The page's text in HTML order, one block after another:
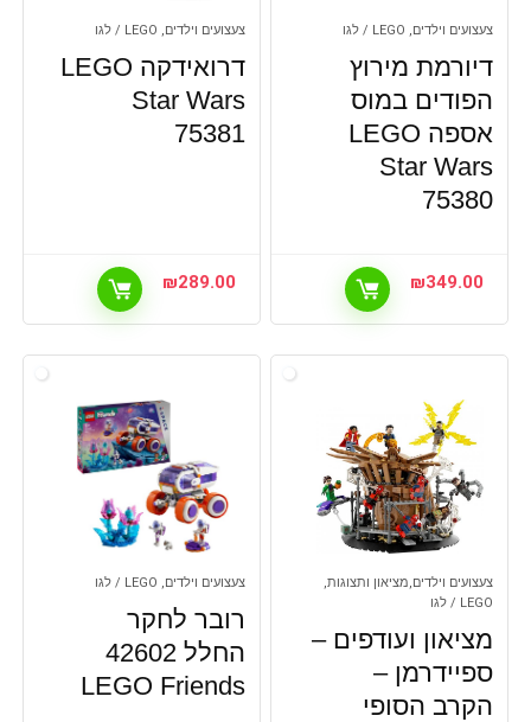
צעצועים וילדים, LEGO / לגו
דיורמת מירוץ
הפודים במוס
אספה ‏‎‎‎‎‎‎‎‎‏‎‎‎‎‎‎‎‎‎‎‎‏‎‎‎‎‎‎‎‎‏LEGO
Star Wars
75380
₪349.00
צעצועים וילדים, LEGO / לגו
דרואידקה ‏‎‎‎‎‎‎‎‎‏‎‎‎‎‎‎‎‎‎‎‎‏‎‎‎‎‎‎‎‎‏LEGO
Star Wars
75381
₪289.00
צעצועים וילדים,מציאון ותצוגות,
LEGO / לגו
מציאון ועודפים –
ספיידרמן –
הקרב הסופי
צעצועים וילדים, LEGO / לגו
רובר לחקר
החלל 42602
LEGO Friends